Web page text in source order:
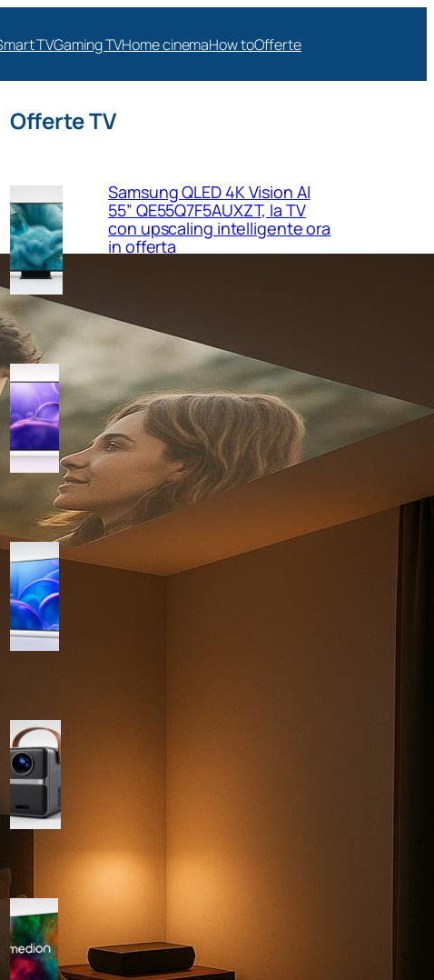
TVGaming TVHome cinemaHow toOfferte
Offerte TV
Samsung QLED 4K Vision AI
55” QE55Q7F5AUXZT, la TV
con upscaling intelligente ora
in offerta
Samsung Crystal UHD 4K 55”
UE55U8090FUXZT, smart TV
sottile e luminosa in forte
sconto su Amazon
Samsung Crystal UHD 4K 55”
UE55U7000FUXZT, smart TV
Medion 55″ QLED 4K
MD855701, smart TV completa
con Dolby Vision e app
integrate in offerta su Amazon